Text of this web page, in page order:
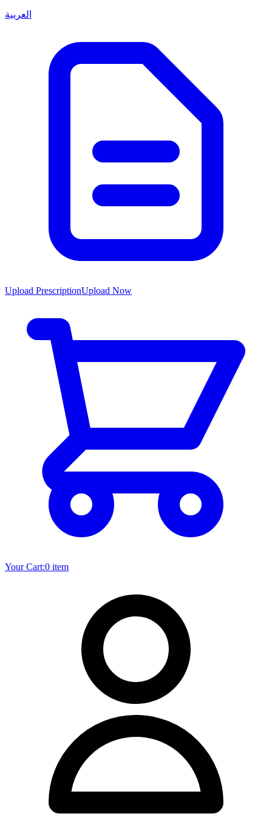
العربية
Upload PrescriptionUpload Now
Your Cart:0 item